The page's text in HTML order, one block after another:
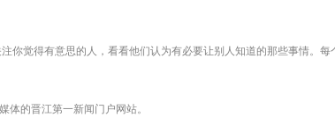
觉得有意思的人，看看他们认为有必要让别人知道的那些事情。每
体的晋江第一新闻门户网站。